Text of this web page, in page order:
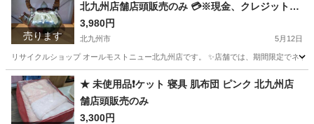
売ります
北九州店舗店頭販売のみ 💳※現金、クレジット、
スマホ決済対応※
3,980円
北九州市 5月12日
リサイクルショップ オールモストニュー北九州店です。 ✨️店舗では、期間限定でネ
福岡 北九州市 インテリア雑貨/小物 商品
★ 未使用品❗️ケット 寝具 肌布団 ピンク 北九州店
舗店頭販売のみ
3,300円